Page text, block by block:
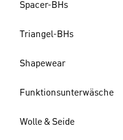
Spacer-BHs
Triangel-BHs
Shapewear
Funktionsunterwäsche
Wolle & Seide